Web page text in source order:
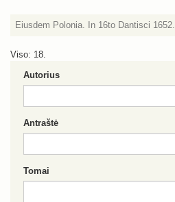
Eiusdem Polonia. In 16to Dantisci 1652.
Viso: 18.
Autorius
Antraštė
Tomai